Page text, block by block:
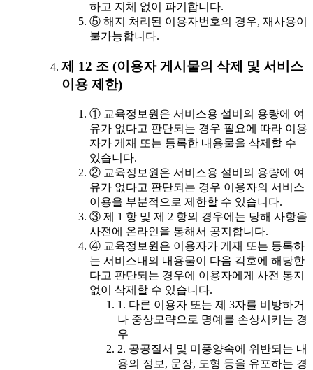
하고 지체 없이 파기합니다.
⑤ 해지 처리된 이용자번호의 경우, 재사용이
불가능합니다.
제 12 조 (이용자 게시물의 삭제 및 서비스
이용 제한)
① 교육정보원은 서비스용 설비의 용량에 여
유가 없다고 판단되는 경우 필요에 따라 이용
자가 게재 또는 등록한 내용물을 삭제할 수
있습니다.
② 교육정보원은 서비스용 설비의 용량에 여
유가 없다고 판단되는 경우 이용자의 서비스
이용을 부분적으로 제한할 수 있습니다.
③ 제 1 항 및 제 2 항의 경우에는 당해 사항을
사전에 온라인을 통해서 공지합니다.
④ 교육정보원은 이용자가 게재 또는 등록하
는 서비스내의 내용물이 다음 각호에 해당한
다고 판단되는 경우에 이용자에게 사전 통지
없이 삭제할 수 있습니다.
1. 다른 이용자 또는 제 3자를 비방하거
나 중상모략으로 명예를 손상시키는 경
우
2. 공공질서 및 미풍양속에 위반되는 내
용의 정보, 문장, 도형 등을 유포하는 경